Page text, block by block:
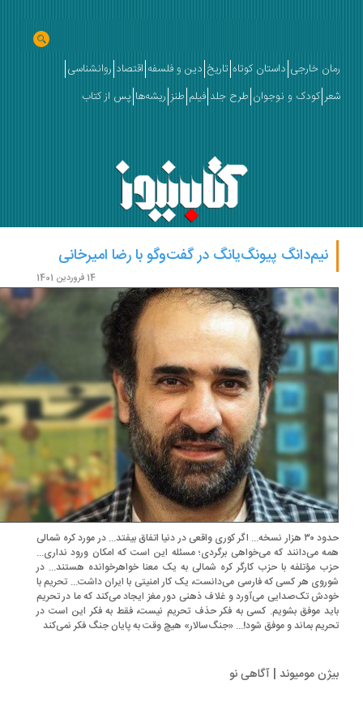
خارجی داستان کوتاه تاریخ دین و فلسفه اقتصاد روانشناسی
کودک و نوجوان طرح جلد فیلم طنز ریشه‌ها پس از کتاب
نیم‌دانگ پیونگ‌یانگ در گفت‌وگو با رضا امیرخانی
حدود ۳۰ هزار نسخه... اگر کوری واقعی در دنیا اتفاق بیفتد... در مورد کره شمالی
می‌دانند که می‌خواهی برگردی؛ مسئله این است که امکان ورود نداری...
مؤتلفه با حزب کارگر کره شمالی به یک معنا خواهرخوانده هستند... در
هر کسی که فارسی می‌دانست، یک کار امنیتی با ایران داشت... تحریم با
تک‌صدایی می‌آورد و غلاف ذهنی دور مغز ایجاد می‌کند که ما در تحریم
موفق بشویم. کسی به فکر حذف تحریم نیست، فقط به فکر این است در
بماند و موفق شود!... «جنگ‌سالار» هیچ وقت به پایان جنگ فکر نمی‌کند
مومیوند | آگاهی نو